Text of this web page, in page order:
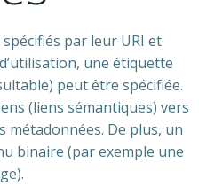
par leur URI et
une étiquette
peut être spécifiée.
(liens sémantiques) vers
métadonnées. De plus, un
binaire (par exemple une